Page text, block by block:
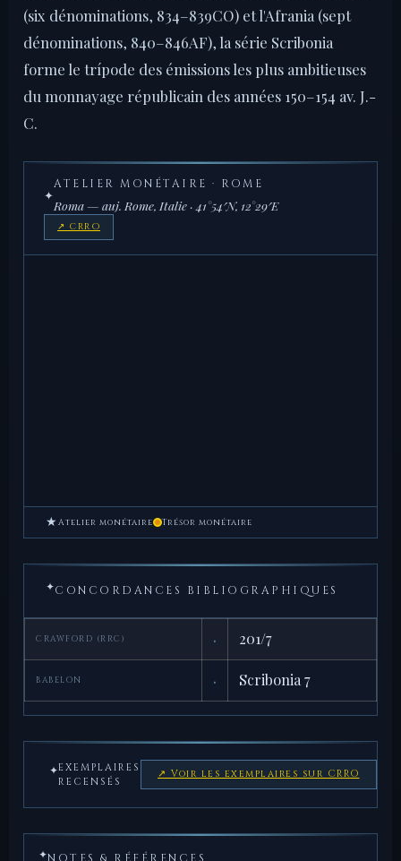
(six dénominations, 834–839CO) et l'Afrania (sept
dénominations, 840–846AF), la série Scribonia
forme le trípode des émissions les plus ambitieuses
du monnayage républicain des années 150–154 av. J.-
C.
✦
ATELIER MONÉTAIRE · ROME
Roma — auj. Rome, Italie · 41°54′N, 12°29′E
↗ CRRO
★ Atelier monétaire Trésor monétaire
✦CONCORDANCES BIBLIOGRAPHIQUES
CRAWFORD (RRC) · 201/7
BABELON · Scribonia 7
✦EXEMPLAIRES
RECENSÉS
↗ Voir les exemplaires sur CRRO
✦